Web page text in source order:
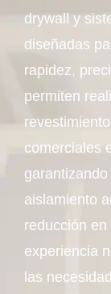
drywall y
diseñadas
rapidez,
permiten
comerciales
aislamiento
reducción
experiencia
las